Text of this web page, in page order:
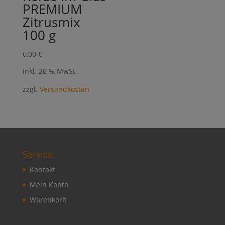
PREMIUM
Zitrusmix
100 g
6,00 €
inkl. 20 % MwSt.
zzgl. Versandkosten
Service
Kontakt
Mein Konto
Warenkorb